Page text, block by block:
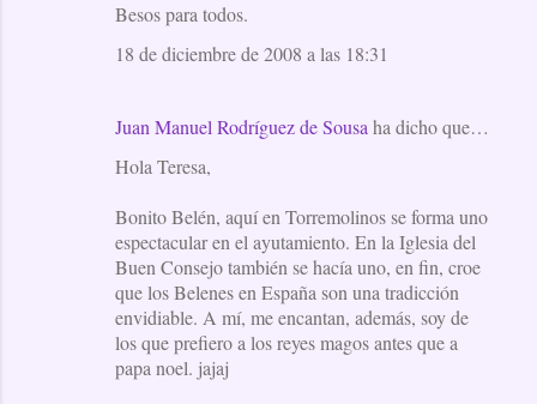
Besos para todos.
18 de diciembre de 2008 a las 18:31
Juan Manuel Rodríguez de Sousa ha dicho que…
Hola Teresa,
Bonito Belén, aquí en Torremolinos se forma uno
espectacular en el ayutamiento. En la Iglesia del
Buen Consejo también se hacía uno, en fin, croe
que los Belenes en España son una tradicción
envidiable. A mí, me encantan, además, soy de
los que prefiero a los reyes magos antes que a
papa noel. jajaj